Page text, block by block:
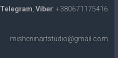
Telegram Viber: +380671175416
misheninartstudio@gmail.com